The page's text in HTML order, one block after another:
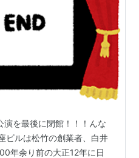
を最後に閉館！！！んな
ビルは松竹の創業者、白井
年余り前の大正12年に日